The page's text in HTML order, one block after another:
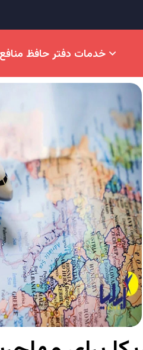
خدمات دفتر حافظ منافع